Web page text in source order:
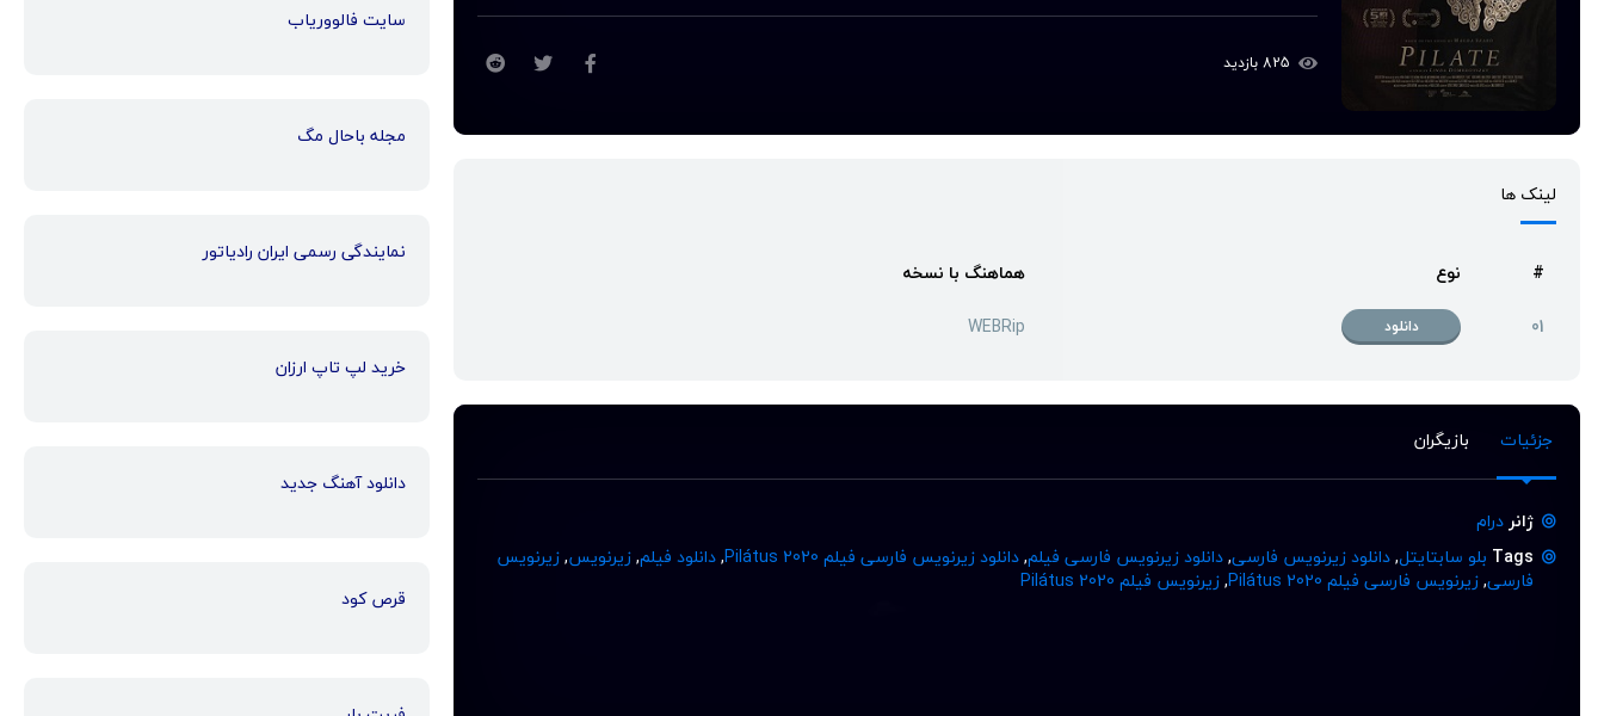
لینک ها
# نوع
هماهنگ با نسخه
01
دانلود WEBRip
جزئیات بازیگران
ژانردرام
Tags بلو سابتایتل,دانلود زیرنویس فارسی,دانلود زیرنویس فارسی فیلم,دانلود زیرنویس فارسی فیلم Pilátus 2020 ,دانلود فیلم,زیرنویس,زیرنویس
فارسی,زیرنویس فارسی فیلم Pilátus 2020 ,زیرنویس فیلم Pilátus 2020
سایت فالووریاب
مجله باحال مگ
نمایندگی رسمی ایران رادیاتور
خرید لپ تاپ ارزان
دانلود آهنگ جدید
قرص کود